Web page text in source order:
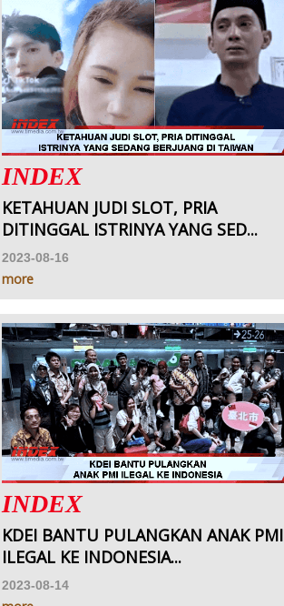
INDEX
KETAHUAN JUDI SLOT, PRIA
DITINGGAL ISTRINYA YANG SED...
2023-08-16
more
INDEX
KDEI BANTU PULANGKAN ANAK PMI
ILEGAL KE INDONESIA...
2023-08-14